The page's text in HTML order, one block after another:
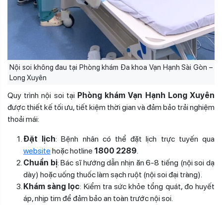
Nội soi không đau tại Phòng khám Đa khoa Vạn Hạnh Sài Gòn –
Long Xuyên
Quy trình nội soi tại Phòng khám Vạn Hạnh Long Xuyên
được thiết kế tối ưu, tiết kiệm thời gian và đảm bảo trải nghiệm
thoải mái:
Đặt lịch: Bệnh nhân có thể đặt lịch trực tuyến qua
website hoặc hotline 1800 2289.
Chuẩn bị: Bác sĩ hướng dẫn nhịn ăn 6-8 tiếng (nội soi dạ
dày) hoặc uống thuốc làm sạch ruột (nội soi đại tràng).
Khám sàng lọc: Kiểm tra sức khỏe tổng quát, đo huyết
áp, nhịp tim để đảm bảo an toàn trước nội soi.